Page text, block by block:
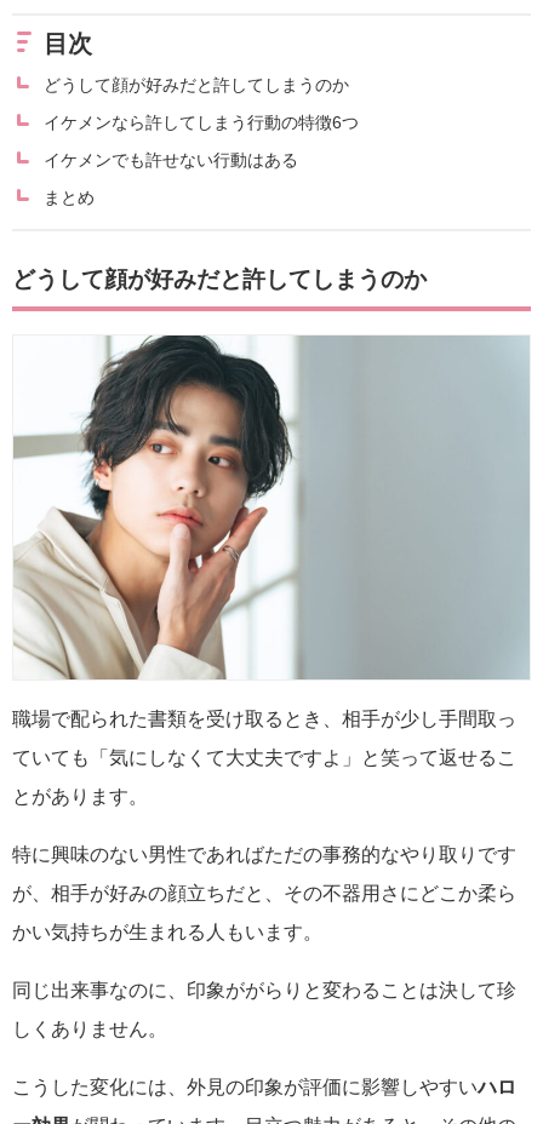
目次
どうして顔が好みだと許してしまうのか
イケメンなら許してしまう行動の特徴6つ
イケメンでも許せない行動はある
まとめ
どうして顔が好みだと許してしまうのか
職場で配られた書類を受け取るとき、相手が少し手間取っ
ていても「気にしなくて大丈夫ですよ」と笑って返せるこ
とがあります。
特に興味のない男性であればただの事務的なやり取りです
が、相手が好みの顔立ちだと、その不器用さにどこか柔ら
かい気持ちが生まれる人もいます。
同じ出来事なのに、印象ががらりと変わることは決して珍
しくありません。
こうした変化には、外見の印象が評価に影響しやすいハロ